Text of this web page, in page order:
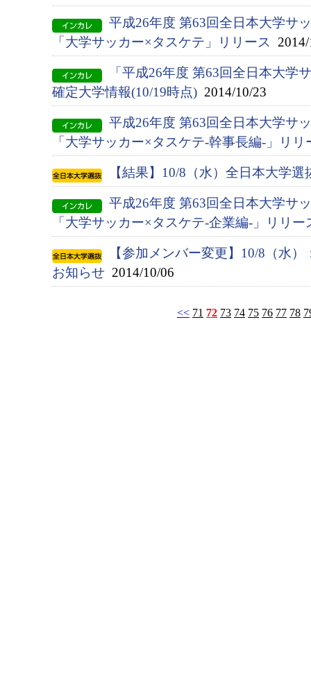
平成26年度 第63回全日本大学サ
「大学サッカー×タスケテ」リリース
「平成26年度 第63回全日本大学
確定大学情報(10/19時点) 2014/10/23
平成26年度 第63回全日本大学サ
「大学サッカー×タスケテ-幹事長編-」リリ
【結果】10/8（水）全日本大学
平成26年度 第63回全日本大学サ
「大学サッカー×タスケテ-企業編-」リリー
【参加メンバー変更】10/8（水
お知らせ 2014/10/06
<< 71 72 73 74 75 76 77 78